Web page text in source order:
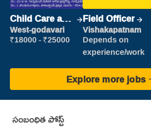
Child Care and
Patient care
West-godavari
₹18000 - ₹25000
Field Officer
Vishakapatnam
Depends on
experience/work
Explore more jobs
సంబంధిత పోస్ట్